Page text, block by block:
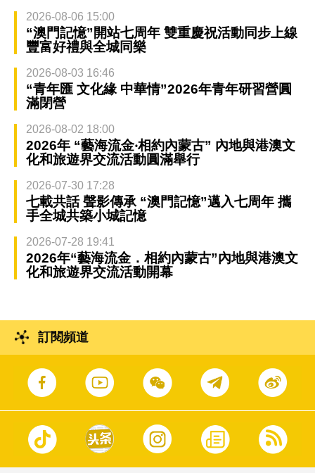
2026-08-06 15:00
“澳門記憶”開站七周年 雙重慶祝活動同步上線
豐富好禮與全城同樂
2026-08-03 16:46
“青年匯 文化緣 中華情”2026年青年研習營圓
滿閉營
2026-08-02 18:00
2026年 “藝海流金‧相約內蒙古” 內地與港澳文
化和旅遊界交流活動圓滿舉行
2026-07-30 17:28
七載共話 聲影傳承 “澳門記憶”邁入七周年 攜
手全城共築小城記憶
2026-07-28 19:41
2026年“藝海流金．相約內蒙古”內地與港澳文
化和旅遊界交流活動開幕
訂閱頻道